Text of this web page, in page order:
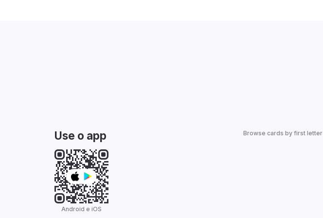
Use o app
Android e iOS
Browse cards by first letter